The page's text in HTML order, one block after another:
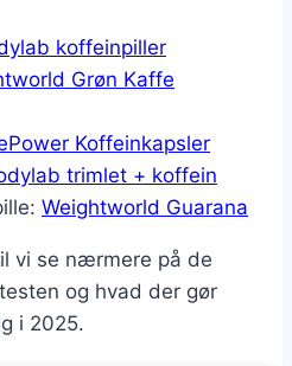
koffeinpiller
Grøn Kaffe
Koffeinkapsler
trimlet + koffein
Weightworld Guarana
vi se nærmere på de
og hvad der gør
i 2025.